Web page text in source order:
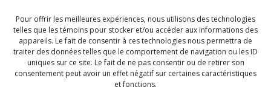
Pour offrir les meilleures expériences, nous utilisons des technologies
telles que les témoins pour stocker et/ou accéder aux informations des
appareils. Le fait de consentir à ces technologies nous permettra de
traiter des données telles que le comportement de navigation ou les ID
uniques sur ce site. Le fait de ne pas consentir ou de retirer son
consentement peut avoir un effet négatif sur certaines caractéristiques
et fonctions.